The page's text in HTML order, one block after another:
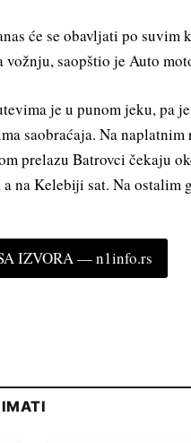
će se obavljati po suvim
vožnju, saopštio je Auto
je u punom jeku, pa
saobraćaja. Na naplatnim
prelazu Batrovci čekaju
na Kelebiji sat. Na ostalim
IZVORA — n1info.rs